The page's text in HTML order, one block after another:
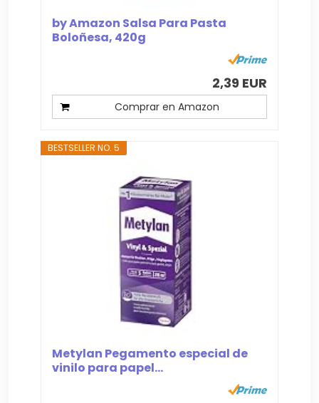
by Amazon Salsa Para Pasta
Boloñesa, 420g
2,39 EUR
Comprar en Amazon
BESTSELLER NO. 5
Metylan Pegamento especial de
vinilo para papel...